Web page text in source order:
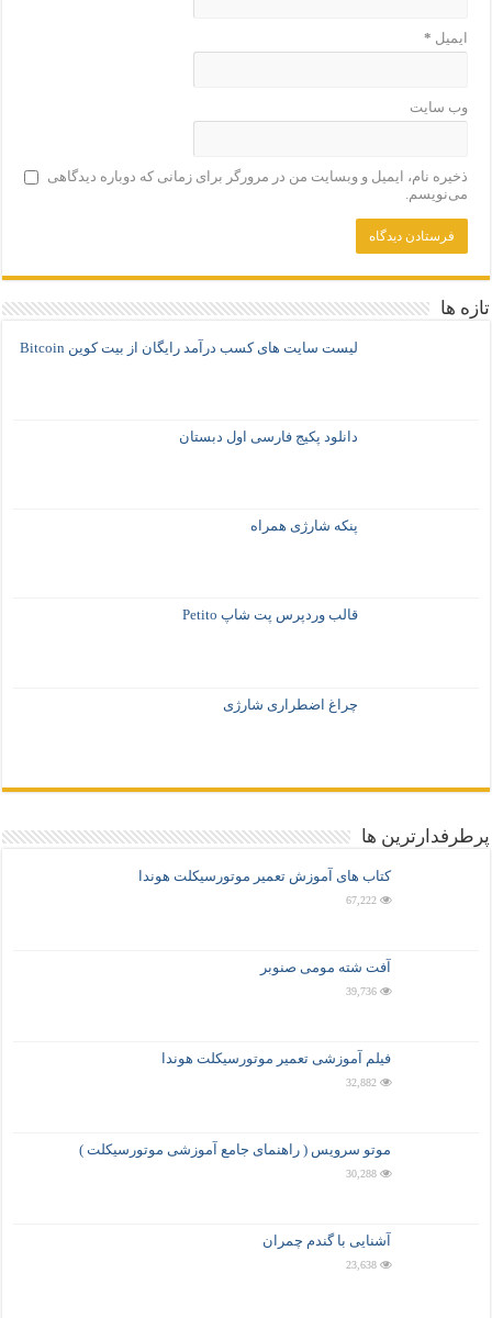
ایمیل *
وب‌ سایت
ذخیره نام، ایمیل و وبسایت من در مرورگر برای زمانی که دوباره دیدگاهی
می‌نویسم.
تازه ها
لیست سایت های کسب درآمد رایگان از بیت کوین Bitcoin
دانلود پکیج فارسی اول دبستان
پنکه شارژی همراه
قالب وردپرس پت شاپ Petito
چراغ اضطراری شارژی
پرطرفدارترین ها
کتاب های آموزش تعمیر موتورسیکلت هوندا
67,222
آفت شته مومی صنوبر
39,736
فیلم آموزشی تعمیر موتورسیکلت هوندا
32,882
موتو سرویس ( راهنمای جامع آموزشی موتورسیکلت )
30,288
آشنایی با گندم چمران
23,638